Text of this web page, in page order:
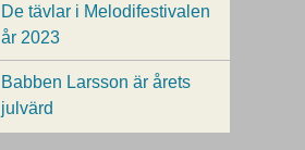
De tävlar i Melodifestivalen
år 2023
Babben Larsson är årets
julvärd